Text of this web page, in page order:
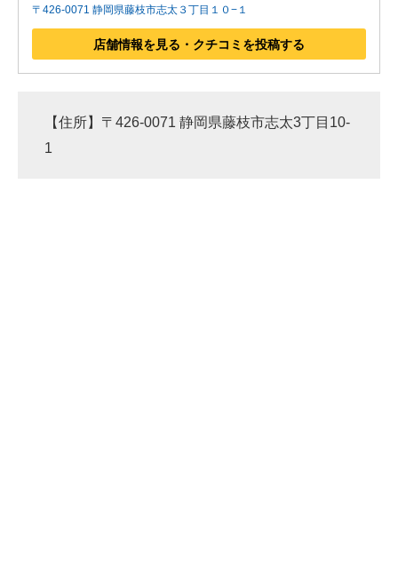
〒426-0071 静岡県藤枝市志太３丁目１０−１
店舗情報を見る・クチコミを投稿する
【住所】〒426-0071 静岡県藤枝市志太3丁目10-
1